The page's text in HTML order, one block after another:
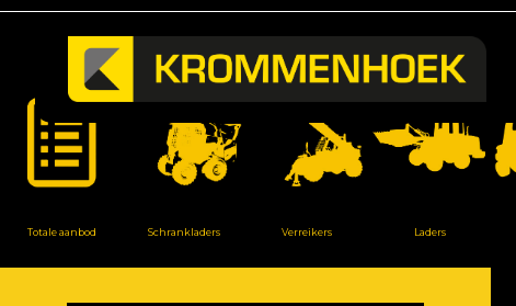
Totale aanbod Schrankladers Verreikers Laders